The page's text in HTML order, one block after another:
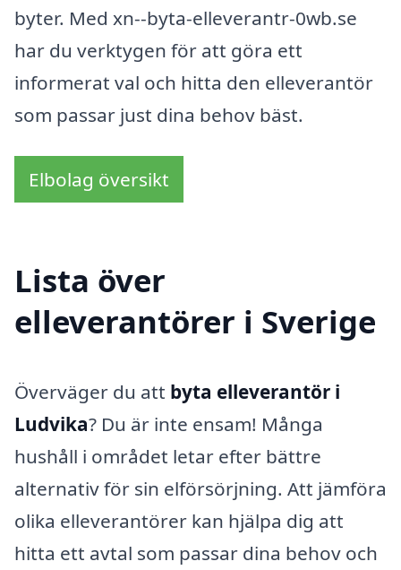
byter. Med xn--byta-elleverantr-0wb.se
har du verktygen för att göra ett
informerat val och hitta den elleverantör
som passar just dina behov bäst.
Elbolag översikt
Lista över
elleverantörer i Sverige
Överväger du att byta elleverantör i
Ludvika? Du är inte ensam! Många
hushåll i området letar efter bättre
alternativ för sin elförsörjning. Att jämföra
olika elleverantörer kan hjälpa dig att
hitta ett avtal som passar dina behov och